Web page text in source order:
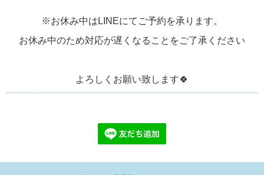
※お休み中はLINEにてご予約を承ります。
お休み中のため対応が遅くなることをご了承ください
よろしくお願い致します🍀